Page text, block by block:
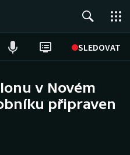
SLEDOVAT
v Novém
připraven